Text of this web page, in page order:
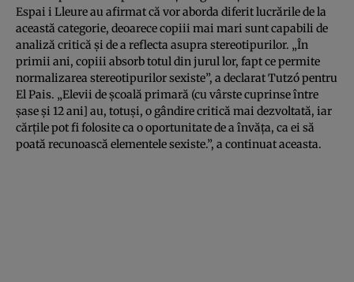
Espai i Lleure au afirmat că vor aborda diferit lucrările de la
această categorie, deoarece copiii mai mari sunt capabili de
analiză critică şi de a reflecta asupra stereotipurilor. „În
primii ani, copiii absorb totul din jurul lor, fapt ce permite
normalizarea stereotipurilor sexiste”, a declarat Tutzó pentru
El Pais. „Elevii de şcoală primară (cu vârste cuprinse între
şase şi 12 ani] au, totuşi, o gândire critică mai dezvoltată, iar
cărţile pot fi folosite ca o oportunitate de a învăţa, ca ei să
poată recunoască elementele sexiste.”, a continuat aceasta.